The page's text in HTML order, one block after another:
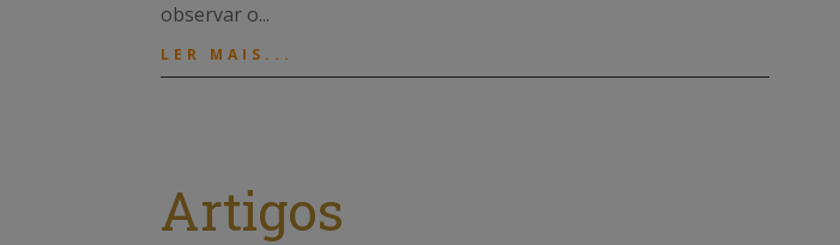
observar o...
LER MAIS...
Artigos